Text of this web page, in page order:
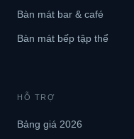
Bàn mát bar & café
Bàn mát bếp tập thể
HỖ TRỢ
Bảng giá 2026